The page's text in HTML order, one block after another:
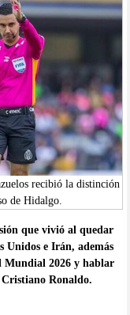
recibió la distinción
de Hidalgo.
que vivió al quedar
Unidos e Irán, además
Mundial 2026 y hablar
Ronaldo.